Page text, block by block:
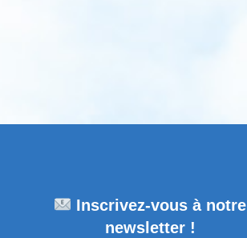
Inscrivez-vous à notre
newsletter !